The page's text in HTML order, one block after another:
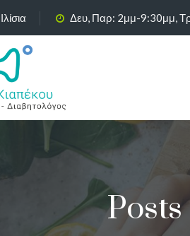
Δευ, Παρ: 2μμ-9:30μμ,